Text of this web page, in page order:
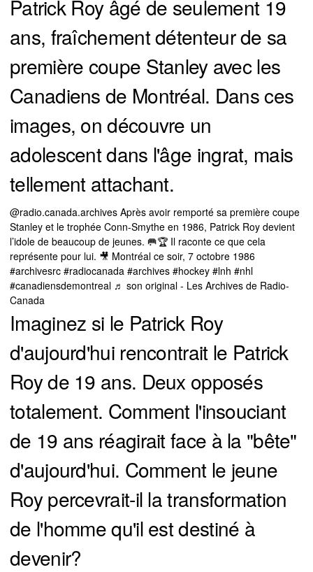
Patrick Roy âgé de seulement 19
ans, fraîchement détenteur de sa
première coupe Stanley avec les
Canadiens de Montréal. Dans ces
images, on découvre un
adolescent dans l'âge ingrat, mais
tellement attachant.
@radio.canada.archives Après avoir remporté sa première coupe
Stanley et le trophée Conn-Smythe en 1986, Patrick Roy devient
l’idole de beaucoup de jeunes. 🥅🏆 Il raconte ce que cela
représente pour lui. 🎥 Montréal ce soir, 7 octobre 1986
#archivesrc #radiocanada #archives #hockey #lnh #nhl
#canadiensdemontreal ♬ son original - Les Archives de Radio-
Canada
Imaginez si le Patrick Roy
d'aujourd'hui rencontrait le Patrick
Roy de 19 ans. Deux opposés
totalement. Comment l'insouciant
de 19 ans réagirait face à la "bête"
d'aujourd'hui. Comment le jeune
Roy percevrait-il la transformation
de l'homme qu'il est destiné à
devenir?